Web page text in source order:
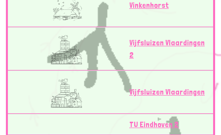
Vinkenhorst
Vijfsluizen Vlaardingen
2
Vijfsluizen Vlaardingen
TU Eindhoven 2